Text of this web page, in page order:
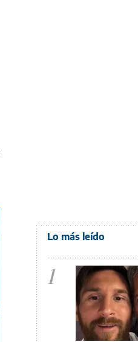
Lo más leído
1